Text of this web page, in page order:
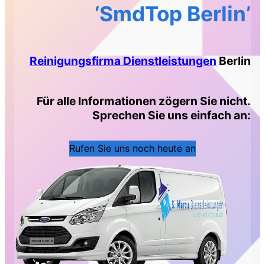
‘SmdTop Berlin’
Reinigungsfirma Dienstleistungen Berlin
Für alle Informationen zögern Sie nicht.
Sprechen Sie uns einfach an:
Rufen Sie uns noch heute an